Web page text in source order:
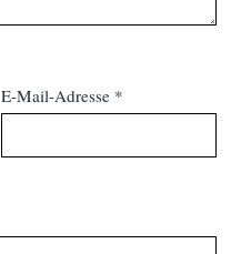
E-Mail-Adresse *